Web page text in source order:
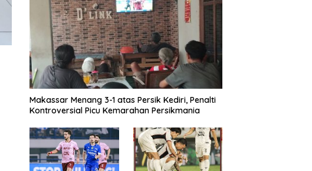
Makassar Menang 3-1 atas Persik Kediri, Penalti
Kontroversial Picu Kemarahan Persikmania